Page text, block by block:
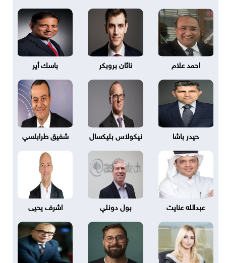
احمد علام ناثان بروبكر باسك أير
حيدر باشا نيكولاس بليكسال شفيق طرابلسي
عبدالله عنايت بول دونلي اشرف يحيى